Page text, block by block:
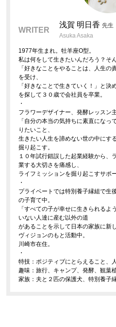
WRITER
浅賀 明日香 先生
Asuka Asaka
1977年生まれ。牡羊座O型。
私は何をして生きたいんだろう？そ
「好きなことをやることは、人生
を受け、
「好きなことで生きていく！」と
を探して３０歳で会社員を卒業。
・
フラワーデザイナー、発酵レッスン
「自分の本当の気持ちに素直にな
りたいこと、
生きたい人生を諦めない世の中にす
掘り起こす。
１０年試行錯誤した起業経験から、
業する大切さを痛感し、
ライフミッションを掘り起こすサポ
・
プライベートでは特別養子縁組で生
の子育て中。
「すべての子が幸せに生きられるよ
いない人達に産む以外の道
があることを示して日本の家族に新
ヴィジョンのもと活動中。
川崎市在住。
・
特技：ポジティブにとらえること、
趣味：旅行、キャンプ、発酵、観葉
家族：夫と２匹の保護犬、特別養子